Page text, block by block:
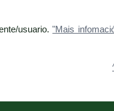
usuario."Mais